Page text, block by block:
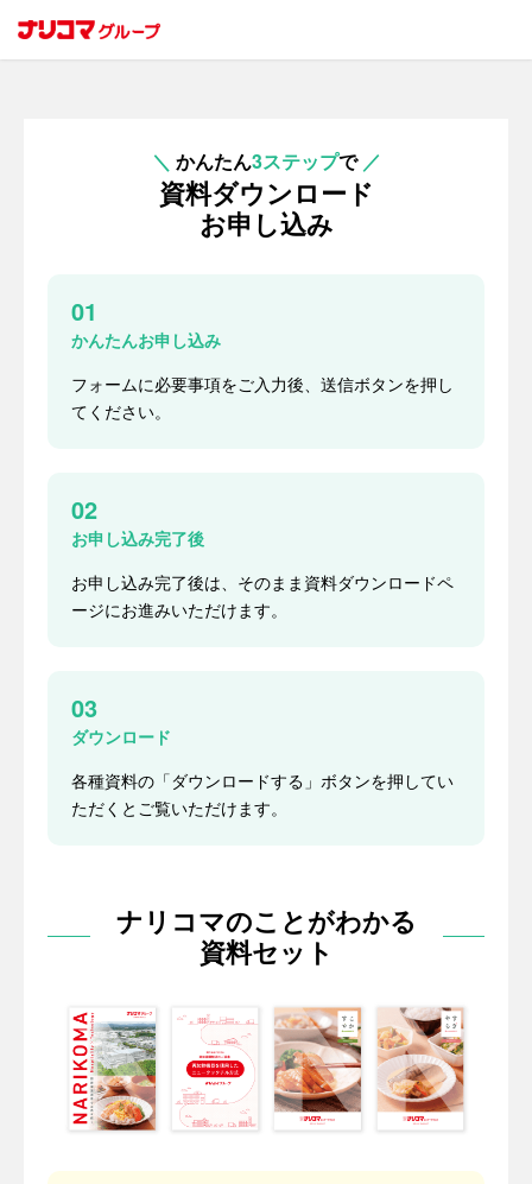
＼ かんたん3ステップで ／
資料ダウンロード
お申し込み
01
かんたんお申し込み
フォームに必要事項をご入力後、送信ボタンを押し
てください。
02
お申し込み完了後
お申し込み完了後は、そのまま資料ダウンロードペ
ージにお進みいただけます。
03
ダウンロード
各種資料の「ダウンロードする」ボタンを押してい
ただくとご覧いただけます。
ナリコマのことがわかる
資料セット